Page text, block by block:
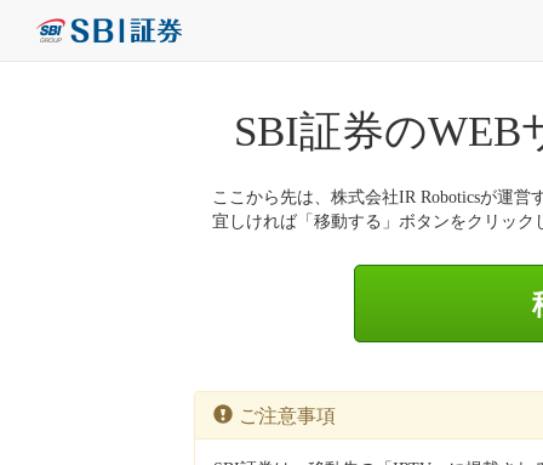
SBI証券の
ここから先は、株式会社IR Roboticsが運営
宜しければ「移動する」ボタンをクリック
ご注意事項